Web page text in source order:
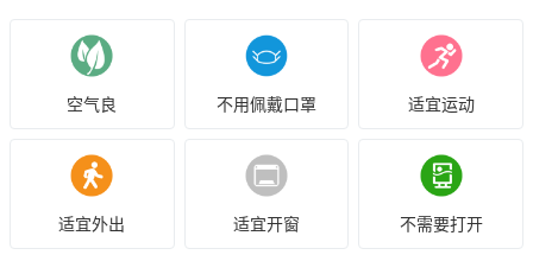
空气良 不用佩戴口罩 适宜运动
适宜外出 适宜开窗 不需要打开